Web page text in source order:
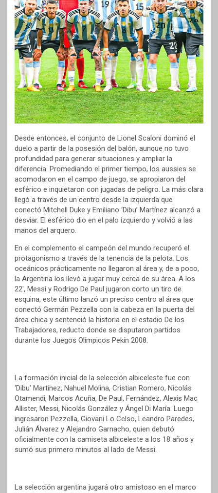
Desde entonces, el conjunto de Lionel Scaloni dominó el
duelo a partir de la posesión del balón, aunque no tuvo
profundidad para generar situaciones y ampliar la
diferencia. Promediando el primer tiempo, los aussies se
acomodaron en el campo de juego, se apropiaron del
esférico e inquietaron con jugadas de peligro. La más clara
llegó a través de un centro desde la izquierda que
conectó Mitchell Duke y Emiliano ‘Dibu’ Martínez alcanzó a
desviar. El esférico dio en el palo izquierdo y volvió a las
manos del arquero.
En el complemento el campeón del mundo recuperó el
protagonismo a través de la tenencia de la pelota. Los
oceánicos prácticamente no llegaron al área y, de a poco,
la Argentina los llevó a jugar muy cerca de su área. A los
22′, Messi y Rodrigo De Paul jugaron corto un tiro de
esquina, este último lanzó un preciso centro al área que
conectó Germán Pezzella con la cabeza en la puerta del
área chica y sentenció la historia en el estadio De los
Trabajadores, reducto donde se disputaron partidos
durante los Juegos Olímpicos Pekín 2008.
La formación inicial de la selección albiceleste fue con
‘Dibu’ Martínez, Nahuel Molina, Cristian Romero, Nicolás
Otamendi, Marcos Acuña, De Paul, Fernández, Alexis Mac
Allister, Messi, Nicolás González y Ángel Di María. Luego
ingresaron Pezzella, Giovani Lo Celso, Leandro Paredes,
Julián Álvarez y Alejandro Garnacho, quien debutó
oficialmente con la camiseta albiceleste a los 18 años y
sumó sus primero minutos al lado de Messi.
La selección argentina jugará otro amistoso en el marco